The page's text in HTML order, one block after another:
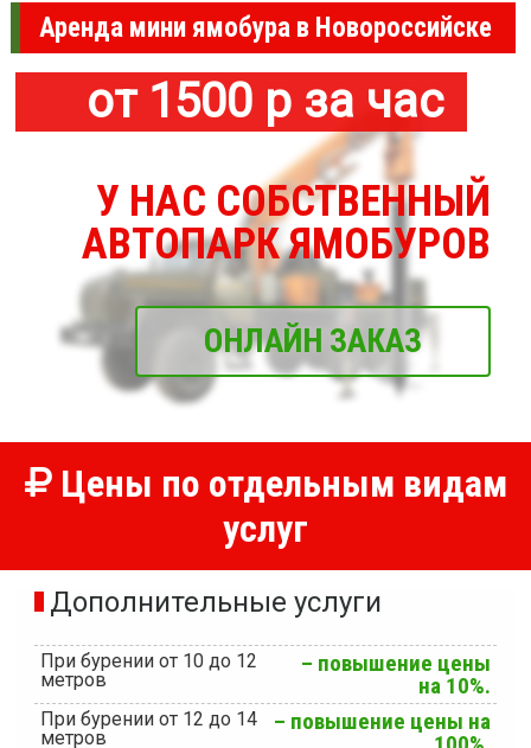
Аренда мини ямобура в Новороссийске
от 1500 р за час
У НАС СОБСТВЕННЫЙ
АВТОПАРК ЯМОБУРОВ
ОНЛАЙН ЗАКАЗ
Цены по отдельным видам
услуг
Дополнительные услуги
При бурении от 10 до 12
метров
– повышение цены
на 10%.
При бурении от 12 до 14
метров
– повышение цены на